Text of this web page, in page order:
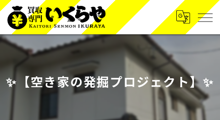
✨【空き家の発掘プロジェクト】✨